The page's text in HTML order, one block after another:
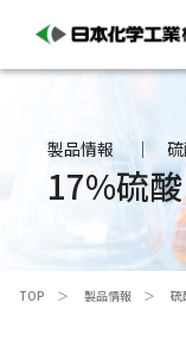
製品情報
17%硫
TOP 製品情報 硫